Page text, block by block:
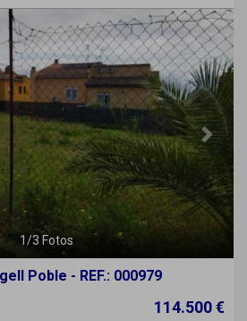
Next
1/3 Fotos
Poble - REF.: 000979
114.500 €